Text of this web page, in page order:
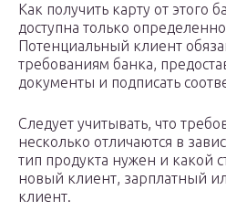
Как получить карту от этого
доступна только
Потенциальный клиент
требованиям банка,
документы и подписать
Следует учитывать, что
несколько отличаются в
тип продукта нужен и какой
новый клиент, зарплатный
клиент.